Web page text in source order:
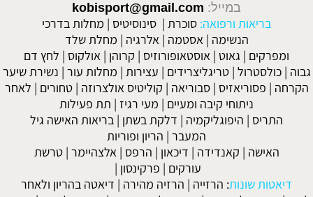
במייל: kobisport@gmail.com
בריאות ורפואה: סוכרת | סינוסיטיס | מחלות בדרכי
הנשימה |אסטמה |אלרגיה | מחלת שלד
ומפרקים | גאוט | אוסטאופורוזיס | קרוהן | אולקוס | לחץ דם
גבוה |כולסטרול |טריגליצרידים | עצירות | מחלות עור | נשירת שיער
הקרחה | פסוריאזיס |סבוריאה | קוליטיס אולצרוזה |טחורים | לאחר
ניתוחי קיבה ומעיים | מעי רגיז | תת פעילות
התריס | היפוגליקמיה | דלקת בשתן | בריאות האישה גיל
המעבר | הריון ופוריות
האישה | קאנדידה | דיכאון | הרפס |אלצהיימר |טרשת
עורקים | פרקינסון |
דיאטות שונות: הרזייה | הרזיה מהירה | דיאטה בהריון ולאחר